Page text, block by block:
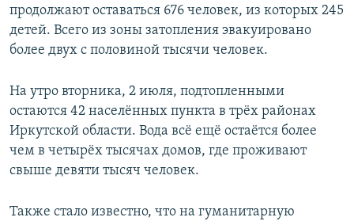
продолжают оставаться 676 человек, из которых 245
детей. Всего из зоны затопления эвакуировано
более двух с половиной тысячи человек.
На утро вторника, 2 июля, подтопленными
остаются 42 населённых пункта в трёх районах
Иркутской области. Вода всё ещё остаётся более
чем в четырёх тысячах домов, где проживают
свыше девяти тысяч человек.
Также стало известно, что на гуманитарную